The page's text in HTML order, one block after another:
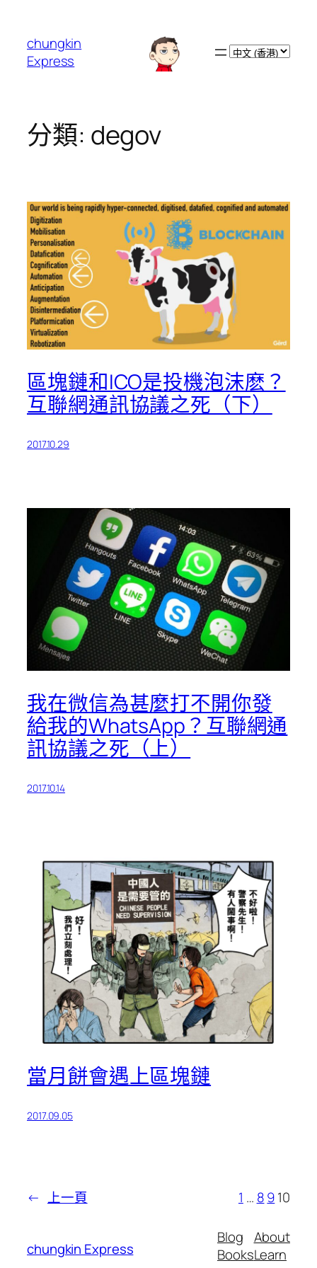
chungkin
Express
Choose
分類: degov
區塊鏈和ICO是投機泡沫麽？
互聯網通訊協議之死（下）
2017.10.29
我在微信為甚麼打不開你發
給我的WhatsApp？互聯網通
訊協議之死（上）
2017.10.14
當月餅會遇上區塊鏈
2017.09.05
← 上一頁 1 … 8910
chungkin Express
Blog
Books
About
Learn